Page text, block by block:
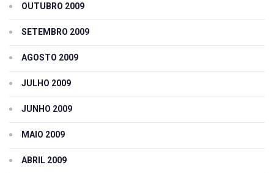
OUTUBRO 2009
SETEMBRO 2009
AGOSTO 2009
JULHO 2009
JUNHO 2009
MAIO 2009
ABRIL 2009